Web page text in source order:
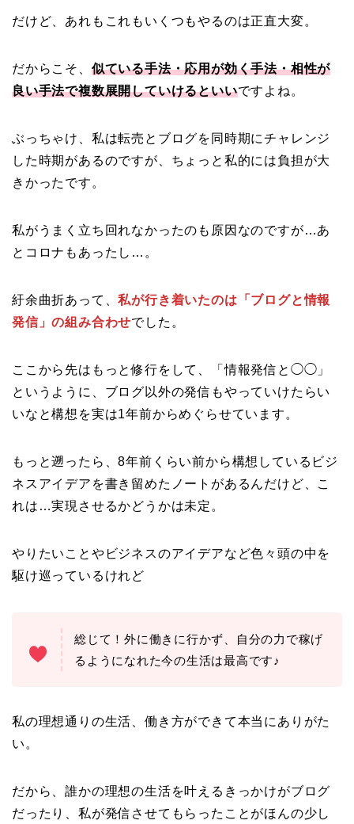
だけど、あれもこれもいくつもやるのは正直大変。
だからこそ、 似ている手法・応用が効く手法・相性が
良い手法で複数展開していけるといいですよね。
ぶっちゃけ、私は転売とブログを同時期にチャレンジ
した時期があるのですが、ちょっと私的には負担が大
きかったです。
私がうまく立ち回れなかったのも原因なのですが…あ
とコロナもあったし…。
紆余曲折あって、私が行き着いたのは「ブログと情報
発信」の組み合わせでした。
ここから先はもっと修行をして、「情報発信と◯◯」
というように、ブログ以外の発信もやっていけたらい
いなと構想を実は1年前からめぐらせています。
もっと遡ったら、8年前くらい前から構想しているビジ
ネスアイデアを書き留めたノートがあるんだけど、こ
れは…実現させるかどうかは未定。
やりたいことやビジネスのアイデアなど色々頭の中を
駆け巡っているけれど
総じて！外に働きに行かず、自分の力で稼げ
るようになれた今の生活は最高です♪
私の理想通りの生活、働き方ができて本当にありがた
い。
だから、誰かの理想の生活を叶えるきっかけがブログ
だったり、私が発信させてもらったことがほんの少し